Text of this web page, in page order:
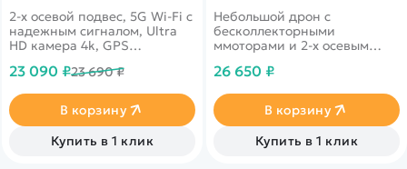
2-х осевой подвес, 5G Wi-Fi с
надежным сигналом, Ultra
HD камера 4k, GPS
более 27 минут, а также
в комплекте
23 090 ₽23 690 ₽
В корзину
Купить в 1 клик
Небольшой дрон с
бесколлекторными
ммоторами и 2-х осевым
подвесом камеры. Вес 248
трасляцией в режиме
реального времени.
Функции следуй за мной и
облет по точкам. Дальность
26 650 ₽
В корзину
Купить в 1 клик